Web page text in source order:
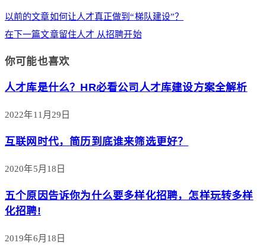
以前的文章如何让人才真正做到“梯队建设”？
在下一篇文章留住人才 从招聘开始
你可能也喜欢
人才库是什么？HR必看公司人才库建设方案全解析
2022年11月29日
互联网时代，简历到底谁来筛选更好？
2020年5月18日
五个原因告诉你为什么要多样化招聘，怎样玩转多样
化招聘!
2019年6月18日